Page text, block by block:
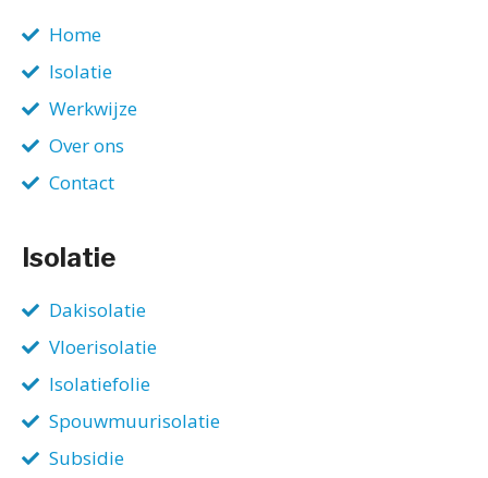
Home
Isolatie
Werkwijze
Over ons
Contact
Isolatie
Dakisolatie
Vloerisolatie
Isolatiefolie
Spouwmuurisolatie
Subsidie